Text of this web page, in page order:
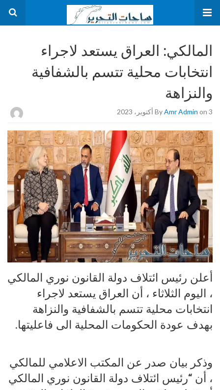
المالكي: العراق يستعد لاجراء
انتخابات محلية تتسم بالشفافية
والنزاهة
ByAmr Admin on 3 أكتوبر، 2023
أعلن رئيس ائتلاف دولة القانون نوري المالكي
، اليوم الثلاثاء ، أن العراق يستعد لاجراء
انتخابات محلية تتسم بالشفافية والنزاهة
بهدف عودة الحكومات المحلية الى فاعليتها.
وذكر بيان صدر عن المكتب الاعلامي للمالكي
، أن “رئيس ائتلاف دولة القانون نوري المالكي